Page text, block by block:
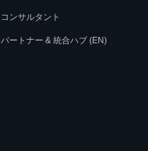
コンサルタント
パートナー & 統合ハブ (EN)